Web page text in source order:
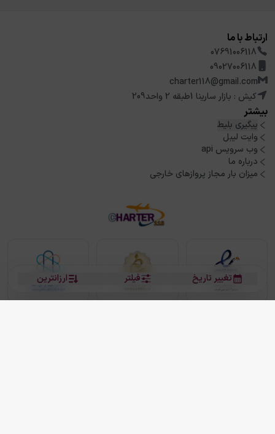
ارزانترین فیلتر تغییر تاریخ
ارتباط با ما
07691006118
09027006118
charter118@gmail.com
کیش : بازار سارینا 1طبقه 2 واحد209
بیشتر
پیگیری بلیط
وایت لیبل
وب سرویس api
درباره ما
میزان بار مجاز پروازهای خارجی